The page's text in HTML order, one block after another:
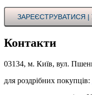
ЗАРЕЄСТРУВАТИСЯ |
Контакти
03134, м. Київ, вул.
для роздрібних покупців: